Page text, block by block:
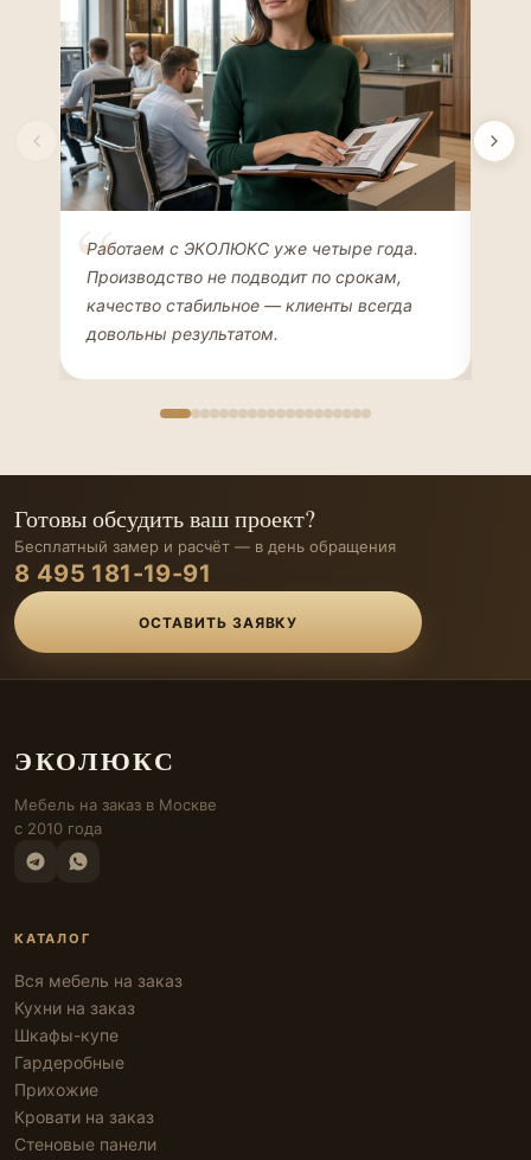
Елена Соколова
ДИЗАЙНЕР ИНТЕРЬЕРОВ
Работаем с ЭКОЛЮКС уже четыре года.
Производство не подводит по срокам,
качество стабильное — клиенты всегда
довольны результатом.
Готовы обсудить ваш проект?
Бесплатный замер и расчёт — в день обращения
8 495 181-19-91
ОСТАВИТЬ ЗАЯВКУ
ЭКОЛЮКС
Мебель на заказ в Москве
с 2010 года
КАТАЛОГ
Вся мебель на заказ
Кухни на заказ
Шкафы-купе
Гардеробные
Прихожие
Кровати на заказ
Стеновые панели